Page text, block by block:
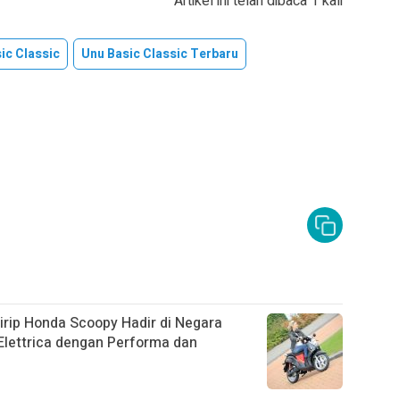
Classic
Unu Basic Classic Terbaru
Honda Scoopy Hadir di Negara
dengan Performa dan